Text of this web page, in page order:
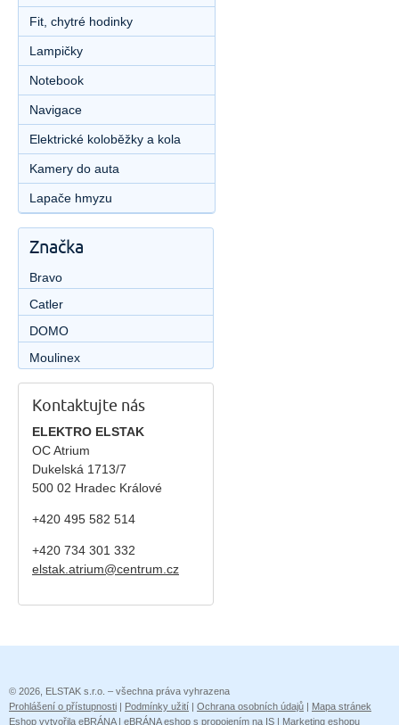
Fit, chytré hodinky
Lampičky
Notebook
Navigace
Elektrické koloběžky a kola
Kamery do auta
Lapače hmyzu
Značka
Bravo
Catler
DOMO
Moulinex
Kontaktujte nás
ELEKTRO ELSTAK
OC Atrium
Dukelská 1713/7
500 02 Hradec Králové
+420 495 582 514
+420 734 301 332
elstak.atrium@centrum.cz
© 2026, ELSTAK s.r.o. – všechna práva vyhrazena
Prohlášení o přístupnosti | Podmínky užití | Ochrana osobních údajů | Mapa stránek
Eshop vytvořila eBRÁNA| eBRÁNA eshop s propojením na IS | Marketing eshopu